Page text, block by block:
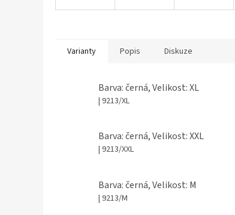
Varianty Popis Diskuze
Barva: černá, Velikost: XL
| 9213/XL
Barva: černá, Velikost: XXL
| 9213/XXL
Barva: černá, Velikost: M
| 9213/M